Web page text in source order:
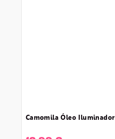
camomila óleo iluminador